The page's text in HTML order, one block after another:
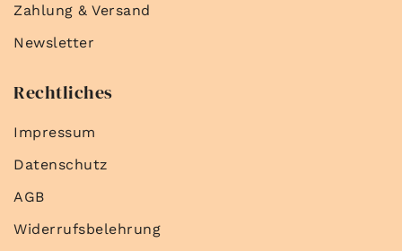
Zahlung & Versand
Newsletter
Rechtliches
Impressum
Datenschutz
AGB
Widerrufsbelehrung